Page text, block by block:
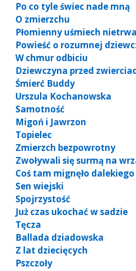
Po co tyle świec nade mną
O zmierzchu
Płomienny uśmiech
Powieść o rozumnej
W chmur odbiciu
Dziewczyna przed
Śmierć Buddy
Urszula Kochanowska
Samotność
Migoń i Jawrzon
Topielec
Zmierzch bezpowrotny
Zwoływali się surmą na
Coś tam mignęło dalekiego
Sen wiejski
Spojrzystość
Już czas ukochać w sadzie
Tęcza
Ballada dziadowska
Z lat dziecięcych
Pszczoły